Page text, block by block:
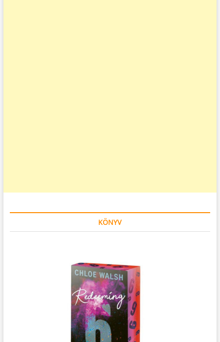
KÖNYV